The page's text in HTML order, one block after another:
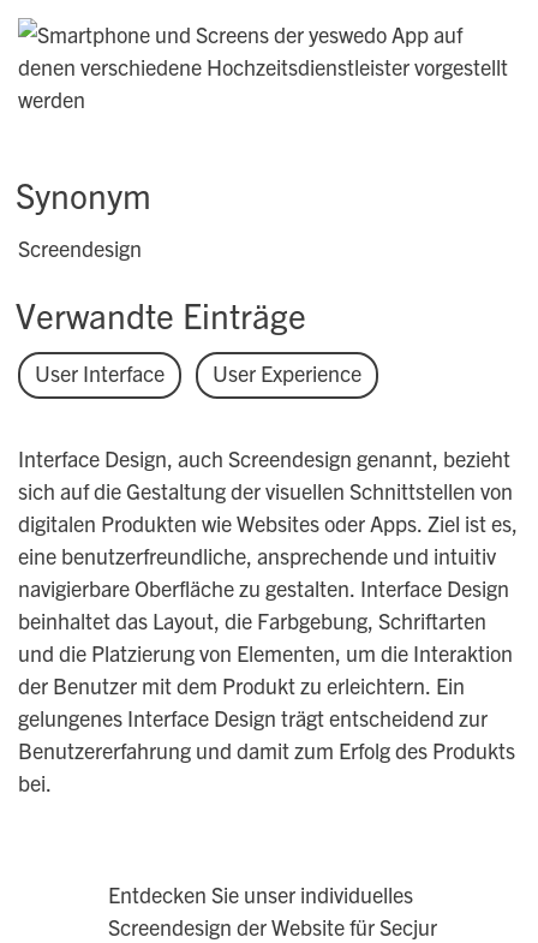
Synonym
Screendesign
Verwandte Einträge
User Interface User Experience
Interface Design, auch Screendesign genannt, bezieht
sich auf die Gestaltung der visuellen Schnittstellen von
digitalen Produkten wie Websites oder Apps. Ziel ist es,
eine benutzerfreundliche, ansprechende und intuitiv
navigierbare Oberfläche zu gestalten. Interface Design
beinhaltet das Layout, die Farbgebung, Schriftarten
und die Platzierung von Elementen, um die Interaktion
der Benutzer mit dem Produkt zu erleichtern. Ein
gelungenes Interface Design trägt entscheidend zur
Benutzererfahrung und damit zum Erfolg des Produkts
bei.
Entdecken Sie unser individuelles
Screendesign der Website für Secjur